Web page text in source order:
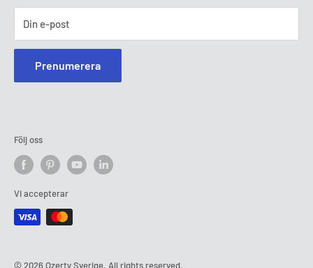
Din e-post
Prenumerera
Följ oss
Vi accepterar
© 2026 Ozerty Sverige. All rights reserved.